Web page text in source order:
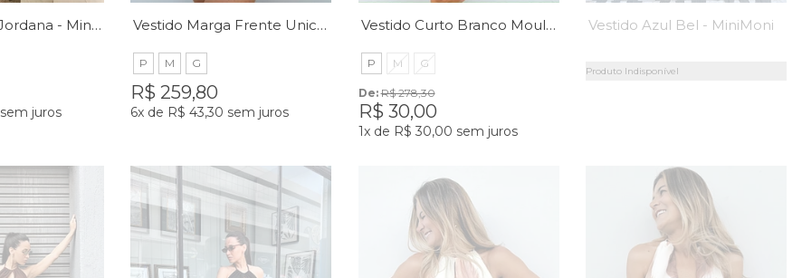
Vestido Laise Jordana - MiniMoni
sem juros
Vestido Marga Frente Unica -MiniMoni
P M G
R$ 259,80
6x de R$ 43,30 sem juros
Vestido Curto Branco Moulin Rouge - MiniMoni
P M G
De: R$ 278,30
R$ 30,00
1xde R$ 30,00 sem juros
Vestido Azul Bel - MiniMoni
Produto Indisponível